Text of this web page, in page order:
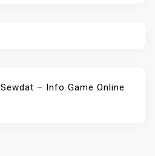
Sewdat – Info Game Online